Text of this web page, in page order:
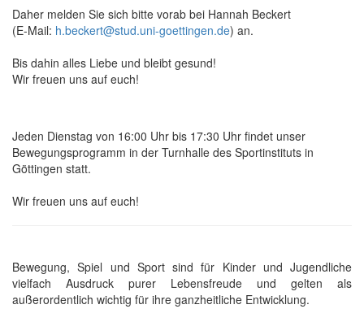
Daher melden Sie sich bitte vorab bei Hannah Beckert
(E-Mail: h.beckert@stud.uni-goettingen.de) an.
Bis dahin alles Liebe und bleibt gesund!
Wir freuen uns auf euch!
Jeden Dienstag von 16:00 Uhr bis 17:30 Uhr findet unser
Bewegungsprogramm in der Turnhalle des Sportinstituts in
Göttingen statt.
Wir freuen uns auf euch!
Bewegung, Spiel und Sport sind für Kinder und Jugendliche
vielfach Ausdruck purer Lebensfreude und gelten als
außerordentlich wichtig für ihre ganzheitliche Entwicklung.